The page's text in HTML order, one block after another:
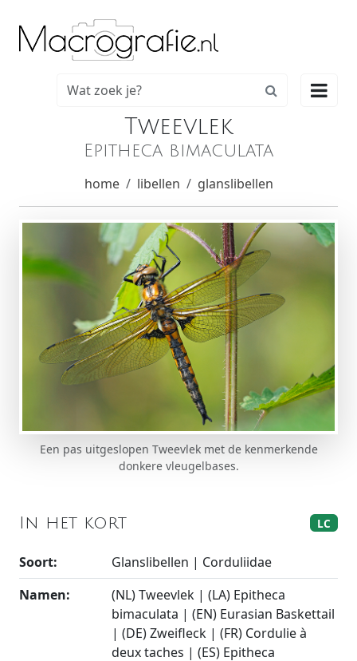

Tweevlek
Epitheca bimaculata
home libellen glanslibellen
Een pas uitgeslopen Tweevlek met de kenmerkende
donkere vleugelbases.
In het kort LC
Soort:
Glanslibellen | Corduliidae
Namen:
(NL) Tweevlek | (LA) Epitheca
bimaculata | (EN) Eurasian Baskettail
| (DE) Zweifleck | (FR) Cordulie à
deux taches | (ES) Epitheca